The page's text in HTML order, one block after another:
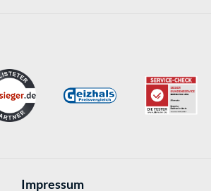
Impressum